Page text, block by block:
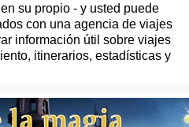
su propio - y usted puede
con una agencia de viajes
información útil sobre viajes
itinerarios, estadísticas y